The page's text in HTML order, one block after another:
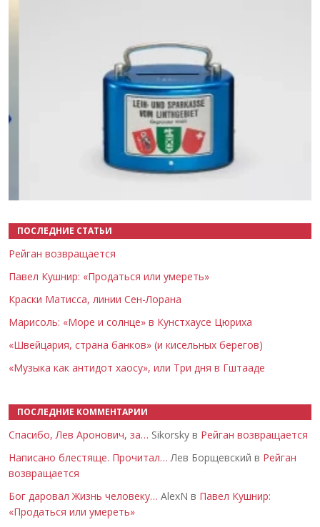
ПОСЛЕДНИЕ СТАТЬИ
Рейган возвращается
Павел Кушнир: «Продаться или умереть»
Краски Матисса, линии Сен-Лорана
Марисоль: «Море и солнце» в Кунстхаусе Цюриха
«Швейцария, страна банков» (и кисельных берегов)
«Музыка как антидот хаосу», или Три дня в Гштааде
ПОСЛЕДНИЕ КОММЕНТАРИИ
Спасибо, Лев Аронович, за… Sikorsky в Рейган возвращается
Написано блестяще. Прочитал… Лев Борщевский в Рейган
возвращается
Бог даровал Жизнь человеку… AlexN в Павел Кушнир:
«Продаться или умереть»